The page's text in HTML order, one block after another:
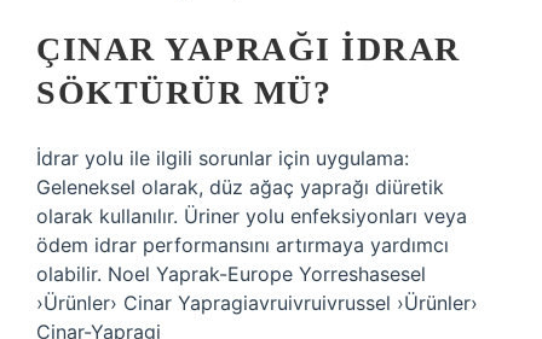
ÇINAR YAPRAĞI IDRAR
SÖKTÜRÜR MÜ?
İdrar yolu ile ilgili sorunlar için uygulama:
Geleneksel olarak, düz ağaç yaprağı diüretik
olarak kullanılır. Üriner yolu enfeksiyonları veya
ödem idrar performansını artırmaya yardımcı
olabilir. Noel Yaprak-Europe Yorreshasesel
›Ürünler› Cinar Yapragiavruivruivrussel ›Ürünler›
Cinar-Yapragi